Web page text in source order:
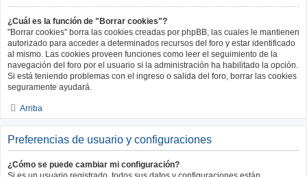
¿Cuál es la función de "Borrar cookies"?
"Borrar cookies" borra las cookies creadas por phpBB, las cuales le mantienen
autorizado para acceder a determinados recursos del foro y estar identificado
al mismo. Las cookies proveen funciones como leer el seguimiento de la
navegación del foro por el usuario si la administración ha habilitado la opción.
Si está teniendo problemas con el ingreso o salida del foro, borrar las cookies
seguramente ayudará.
Arriba
Preferencias de usuario y configuraciones
¿Cómo se puede cambiar mi configuración?